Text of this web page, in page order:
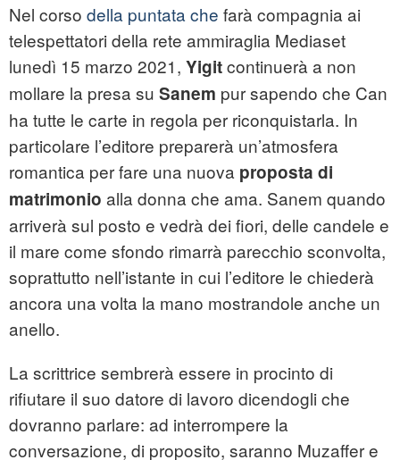
Nel corso della puntata che farà compagnia ai
telespettatori della rete ammiraglia Mediaset
lunedì 15 marzo 2021, Yigitcontinuerà a non
mollare la presa su Sanem pur sapendo che Can
ha tutte le carte in regola per riconquistarla. In
particolare l’editore preparerà un’atmosfera
romantica per fare una nuova proposta di
matrimonio alla donna che ama. Sanem quando
arriverà sul posto e vedrà dei fiori, delle candele e
il mare come sfondo rimarrà parecchio sconvolta,
soprattutto nell’istante in cui l’editore le chiederà
ancora una volta la mano mostrandole anche un
anello.
La scrittrice sembrerà essere in procinto di
rifiutare il suo datore di lavoro dicendogli che
dovranno parlare: ad interrompere la
conversazione, di proposito, saranno Muzaffer e